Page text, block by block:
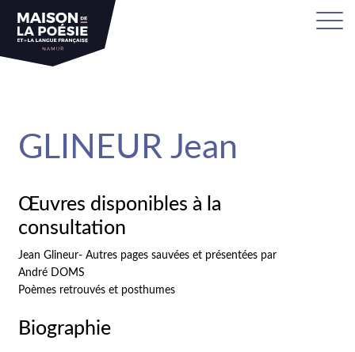
GLINEUR Jean
Œuvres disponibles à la
consultation
Jean Glineur- Autres pages sauvées et présentées par
André DOMS
Poèmes retrouvés et posthumes
Biographie